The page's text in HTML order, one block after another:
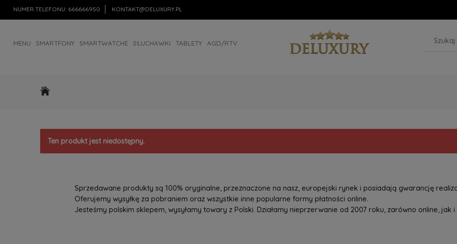
NUMER TELEFONU: 666666950 KONTAKT@DELUXURY.PL
MENU SMARTFONY SMARTWATCHE SŁUCHAWKI TABLETY AGD/RTV
Ten produkt jest niedostępny.
Sprzedawane produkty są 100% oryginalne, przeznaczone na nasz, europejski rynek i posiadają gwarancję
Oferujemy wysyłkę za pobraniem oraz wszystkie inne popularne formy płatności online.
Jesteśmy polskim sklepem, wysyłamy towary z Polski. Działamy nieprzerwanie od 2007 roku, zarówno online, jak